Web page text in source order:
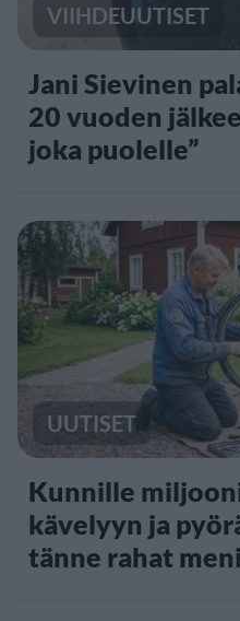
VIIHDEUUTISET
Jani Sievinen
20 vuoden
joka puolelle”
UUTISET
Kunnille
kävelyyn ja
tänne rahat